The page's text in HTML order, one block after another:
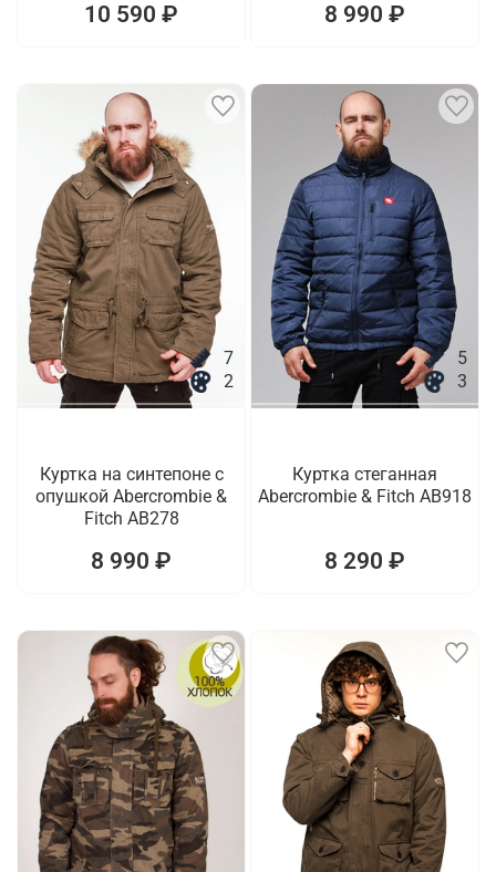
10 590 ₽ 8 990 ₽
7
2
Куртка на синтепоне с
опушкой Abercrombie &
Fitch AB278
8 990 ₽
5
3
Куртка стеганная
Abercrombie & Fitch AB918
8 290 ₽